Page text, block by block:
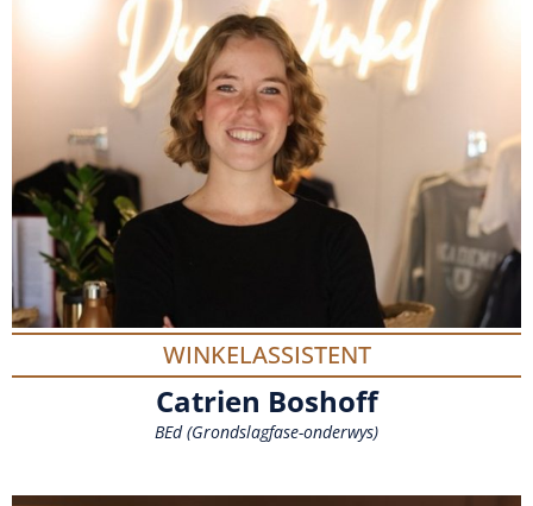
WINKELASSISTENT
Catrien Boshoff
BEd (Grondslagfase-onderwys)